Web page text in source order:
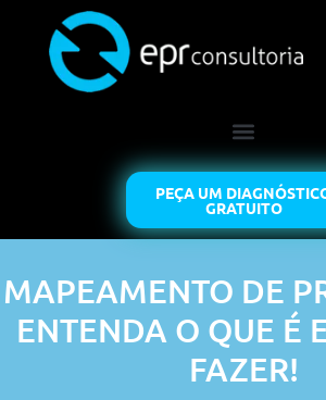
PEÇA UM
GRATUITO
MAPEAMENTO DE
ENTENDA O QUE É
FAZER!